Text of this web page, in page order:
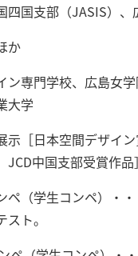
四国支部（JASIS）、
か
ン専門学校、広島女
大学
示［日本空間デザイ
中国支部受賞作品
ペ（学生コンペ）・
ト。